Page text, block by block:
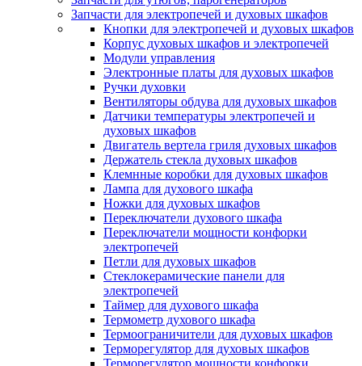
Запчасти для электропечей и духовых шкафов
Кнопки для электропечей и духовых шкафов
Корпус духовых шкафов и электропечей
Модули управления
Электронные платы для духовых шкафов
Ручки духовки
Вентиляторы обдува для духовых шкафов
Датчики температуры электропечей и
духовых шкафов
Двигатель вертела гриля духовых шкафов
Держатель стекла духовых шкафов
Клемнные коробки для духовых шкафов
Лампа для духового шкафа
Ножки для духовых шкафов
Переключатели духового шкафа
Переключатели мощности конфорки
электропечей
Петли для духовых шкафов
Стеклокерамические панели для
электропечей
Таймер для духового шкафа
Термометр духового шкафа
Термоограничители для духовых шкафов
Терморегулятор для духовых шкафов
Терморегулятор мощности конфорки